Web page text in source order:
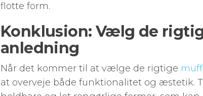
flotte form.
Konklusion: Vælg de
anledning
Når det kommer til at vælge de rigtige
at overveje både funktionalitet og æstetik.